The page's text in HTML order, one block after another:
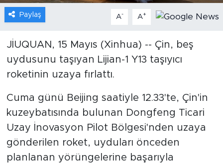
Paylaş A- A+
JİUQUAN, 15 Mayıs (Xinhua) -- Çin, beş
uydusunu taşıyan Lijian-1 Y13 taşıyıcı
roketinin uzaya fırlattı.
Cuma günü Beijing saatiyle 12.33'te, Çin'in
kuzeybatısında bulunan Dongfeng Ticari
Uzay İnovasyon Pilot Bölgesi'nden uzaya
gönderilen roket, uyduları önceden
planlanan yörüngelerine başarıyla
Sağlık
Foto Haber
Xinhua
Xinhua Türkiye
Seyahat